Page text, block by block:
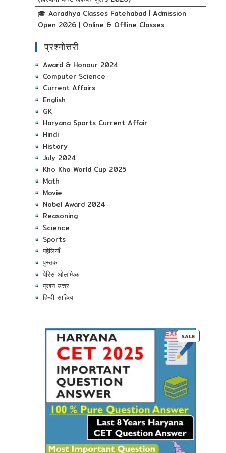
🎓 Aaradhya Classes Fatehabad | Admission
Open 2026 | Online & Offline Classes
प्रश्नोत्तरी
Award & Honour 2024
Computer Science
Current Affairs
English
GK
Haryana Sports Current Affair
Hindi
History
July 2024
Kho Kho World Cup 2025
Math
Movie
Nobel Award 2024
Reasoning
Science
Sports
पहेलियाँ
पुस्तक
पेरिस ओलम्पिक
प्रश्न उत्तर
हिन्दी साहित्य
SALE